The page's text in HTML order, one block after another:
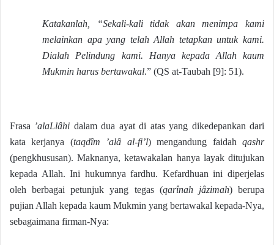
Katakanlah, “Sekali-kali tidak akan menimpa kami
melainkan apa yang telah Allah tetapkan untuk kami.
Dialah Pelindung kami. Hanya kepada Allah kaum
Mukmin harus bertawakal.” (QS at-Taubah [9]: 51).
Frasa ’alaLlâhi dalam dua ayat di atas yang dikedepankan dari
kata kerjanya (taqdîm ’alâ al-fi’l) mengandung faidahqashr
(pengkhususan). Maknanya, ketawakalan hanya layak ditujukan
kepada Allah. Ini hukumnya fardhu. Kefardhuan ini diperjelas
oleh berbagai petunjuk yang tegas (qarînah jâzimah) berupa
pujian Allah kepada kaum Mukmin yang bertawakal kepada-Nya,
sebagaimana firman-Nya: